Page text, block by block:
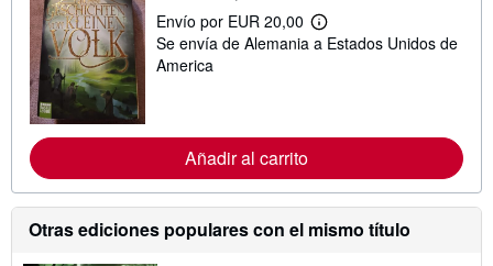
Envío por EUR 20,00
M
á
a
c
i
ó
Se envía de Alemania a Estados Unidos de
America
Añadir al carrito
Otras ediciones populares con el mismo título